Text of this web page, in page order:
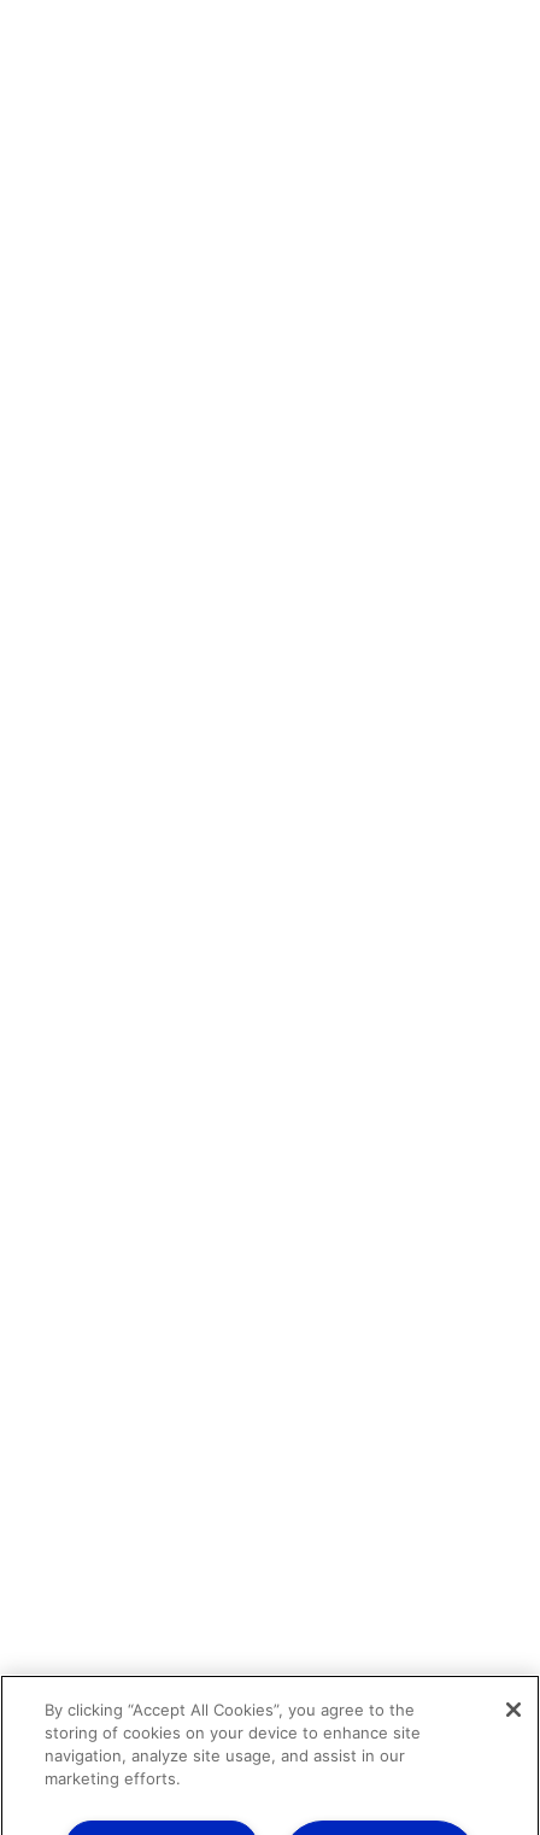
By clicking “Accept All Cookies”, you agree to the
storing of cookies on your device to enhance site
navigation, analyze site usage, and assist in our
marketing efforts.